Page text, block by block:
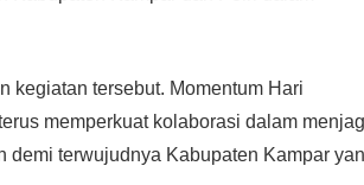
kegiatan tersebut. Momentum Hari
memperkuat kolaborasi dalam
demi terwujudnya Kabupaten Kampar